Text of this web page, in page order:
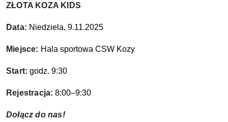
ZŁOTA KOZA KIDS
Data: Niedziela, 9.11.2025
Miejsce: Hala sportowa CSW Kozy
Start: godz. 9:30
Rejestracja: 8:00–9:30
Dołącz do nas!